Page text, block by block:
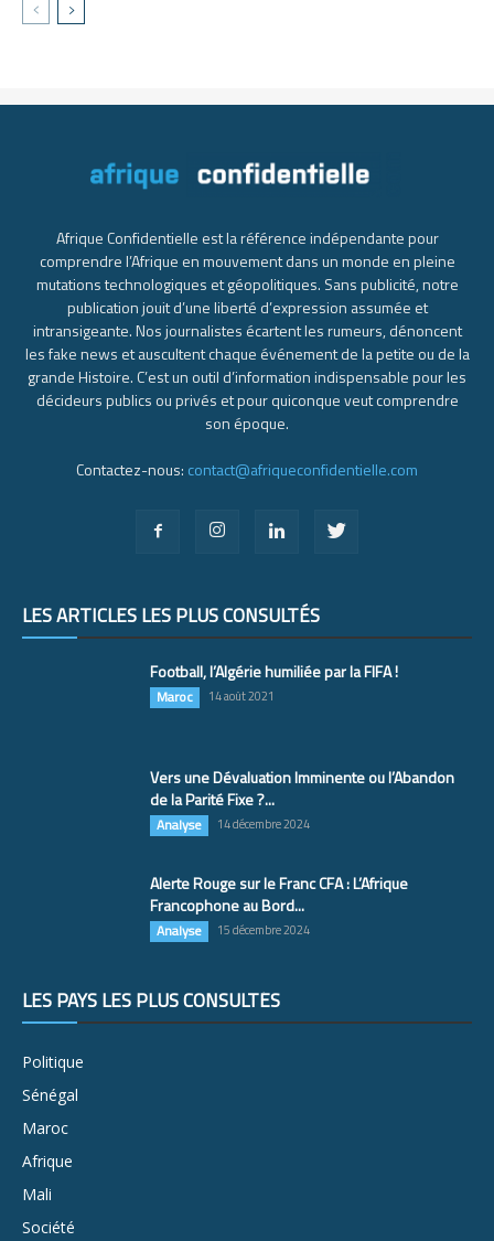
Afrique Confidentielle est la référence indépendante pour
comprendre l’Afrique en mouvement dans un monde en pleine
mutations technologiques et géopolitiques. Sans publicité, notre
publication jouit d’une liberté d’expression assumée et
intransigeante. Nos journalistes écartent les rumeurs, dénoncent
les fake news et auscultent chaque événement de la petite ou de la
grande Histoire. C’est un outil d’information indispensable pour les
décideurs publics ou privés et pour quiconque veut comprendre
son époque.
Contactez-nous: contact@afriqueconfidentielle.com
LES ARTICLES LES PLUS CONSULTÉS
Football, l’Algérie humiliée par la FIFA !
Maroc 14 août 2021
Vers une Dévaluation Imminente ou l’Abandon
de la Parité Fixe ?...
Analyse 14 décembre 2024
Alerte Rouge sur le Franc CFA : L’Afrique
Francophone au Bord...
Analyse 15 décembre 2024
LES PAYS LES PLUS CONSULTÉS
Politique
Sénégal
Maroc
Afrique
Mali
Société